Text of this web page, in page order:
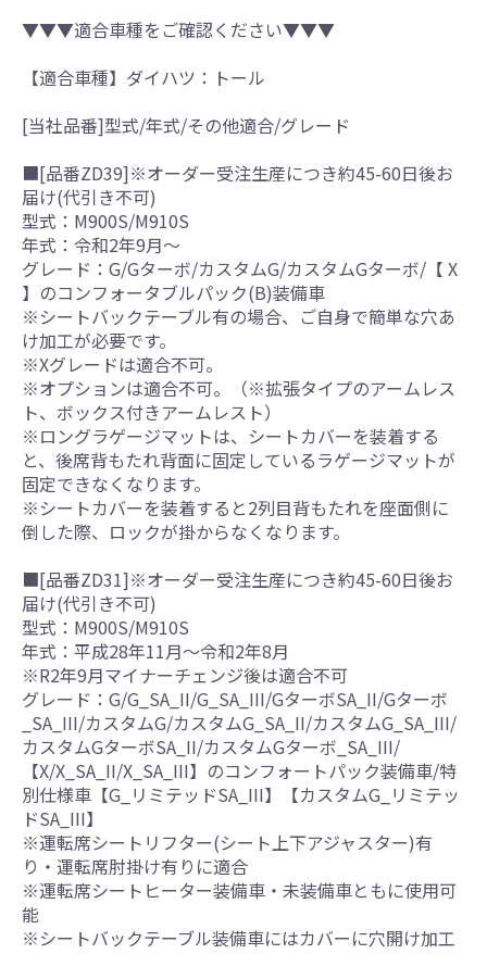
▼▼▼適合車種をご確認ください▼▼▼
【適合車種】ダイハツ：トール
[当社品番]型式/年式/その他適合/グレード
■[品番ZD39]※オーダー受注生産につき約45-60日後お
届け(代引き不可)
型式：M900S/M910S
年式：令和2年9月～
グレード：G/Gターボ/カスタムG/カスタムGターボ/【 X
】のコンフォータブルパック(B)装備車
※シートバックテーブル有の場合、ご自身で簡単な穴あ
け加工が必要です。
※Xグレードは適合不可。
※オプションは適合不可。（※拡張タイプのアームレス
ト、ボックス付きアームレスト）
※ロングラゲージマットは、シートカバーを装着する
と、後席背もたれ背面に固定しているラゲージマットが
固定できなくなります。
※シートカバーを装着すると2列目背もたれを座面側に
倒した際、ロックが掛からなくなります。
■[品番ZD31]※オーダー受注生産につき約45-60日後お
届け(代引き不可)
型式：M900S/M910S
年式：平成28年11月～令和2年8月
※R2年9月マイナーチェンジ後は適合不可
グレード：G/G_SA_II/G_SA_III/GターボSA_II/Gターボ
_SA_III/カスタムG/カスタムG_SA_II/カスタムG_SA_III/
カスタムGターボSA_II/カスタムGターボ_SA_III/
【X/X_SA_II/X_SA_III】のコンフォートパック装備車/特
別仕様車【G_リミテッドSA_III】【カスタムG_リミテッ
ドSA_III】
※運転席シートリフター(シート上下アジャスター)有
り・運転席肘掛け有りに適合
※運転席シートヒーター装備車・未装備車ともに使用可
能
※シートバックテーブル装備車にはカバーに穴開け加工